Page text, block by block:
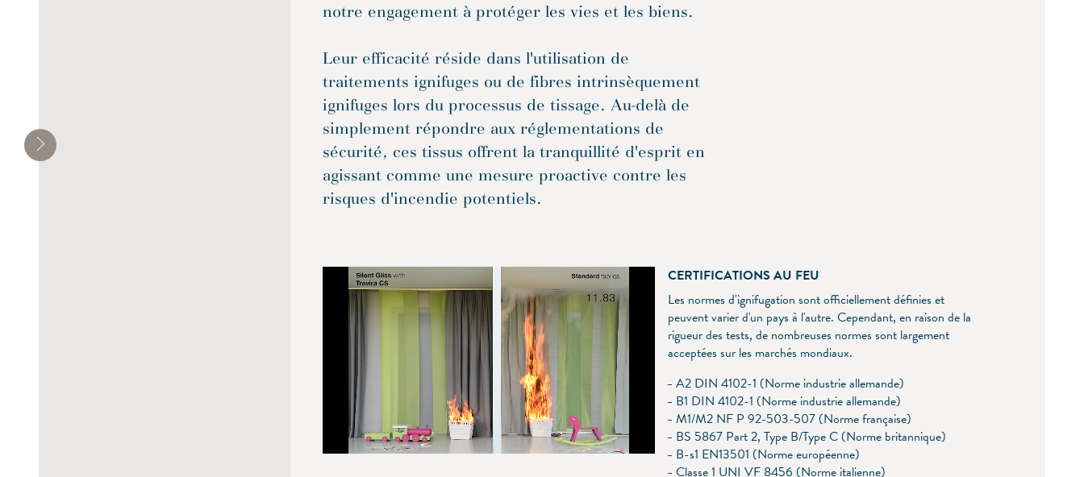
notre engagement à protéger les vies et les biens.
Leur efficacité réside dans l'utilisation de
traitements ignifuges ou de fibres intrinsèquement
ignifuges lors du processus de tissage. Au-delà de
simplement répondre aux réglementations de
sécurité, ces tissus offrent la tranquillité d'esprit en
agissant comme une mesure proactive contre les
risques d'incendie potentiels.
CERTIFICATIONS AU FEU
Les normes d'ignifugation sont officiellement définies et
peuvent varier d'un pays à l'autre. Cependant, en raison de la
rigueur des tests, de nombreuses normes sont largement
acceptées sur les marchés mondiaux.
A2 DIN 4102-1 (Norme industrie allemande)
B1 DIN 4102-1 (Norme industrie allemande)
M1/M2 NF P 92-503-507 (Norme française)
BS 5867 Part 2, Type B/Type C (Norme britannique)
B-s1 EN13501 (Norme européenne)
Classe 1 UNI VF 8456 (Norme italienne)